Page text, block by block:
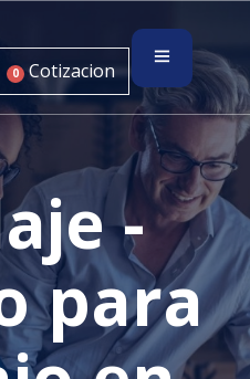
0 Cotizacion
-
para